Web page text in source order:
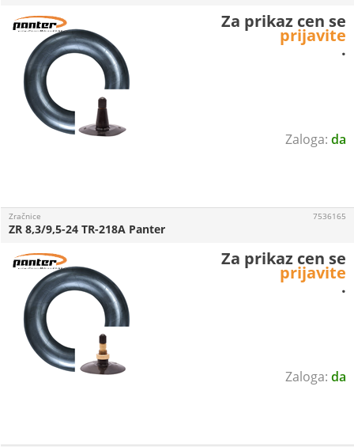
da
Za prikaz cen se
prijavite
.
da
Zračnice
ZR 8,3/9,5-24 TR-218A Panter
7536165
Za prikaz cen se
prijavite
.